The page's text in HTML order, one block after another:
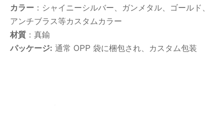
カラー ：シャイニーシルバー、ガンメタル、ゴールド、
アンチブラス等カスタムカラー
材質 ：真鍮
パッケージ: 通常 OPP 袋に梱包され、カスタム包装